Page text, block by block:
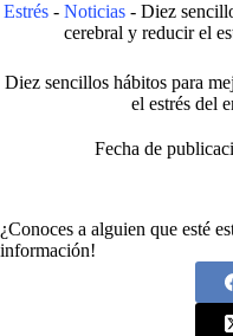
Estrés -Noticias -Diez
cerebral y reducir el
Diez sencillos hábitos para
el estrés del
Fecha de
¿Conoces a alguien que esté
información!